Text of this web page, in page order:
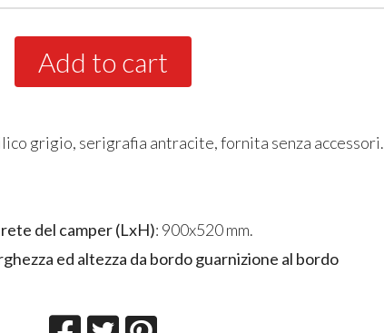
Add to cart
grigio, serigrafia antracite, fornita senza accessori.
del camper (LxH): 900x520 mm.
ed altezza da bordo guarnizione al bordo